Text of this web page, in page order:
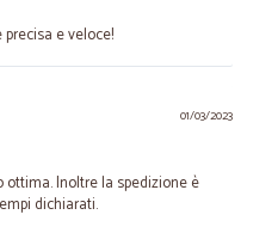
e veloce!
01/03/2023
Inoltre la spedizione è
dichiarati.